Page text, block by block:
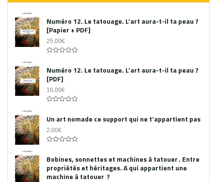
Numéro 12. Le tatouage. L’art aura-t-il ta peau ?
[Papier + PDF]
25,00€
out
of
5
Numéro 12. Le tatouage. L’art aura-t-il ta peau ?
[PDF]
10,00€
out
of
5
Un art nomade ce support qui ne t’appartient pas
2,00€
out
of
5
Bobines, sonnettes et machines à tatouer . Entre
propriétés et héritages. A qui appartient une
machine à tatouer ?